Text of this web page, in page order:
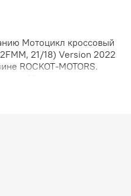
Мотоцикл кроссовый
21/18) Version 2022
ROCKOT-MOTORS.
R7 Hornet (250сс,
и интересным
оценивают любители
крае, так и по всей
положительных
ROCKOT R7 Hornet